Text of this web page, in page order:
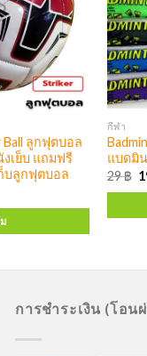
Ball ลูกฟุตบอล
งเย็บ แถมฟรี
บลูกฟุตบอล
กีฬา
แบดมิ
29฿
การชำระเงิน (โอน